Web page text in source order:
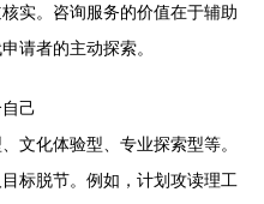
实。咨询服务的价值在于辅助
请者的主动探索。
己
文化体验型、专业探索型等。
标脱节。例如，计划攻读理工